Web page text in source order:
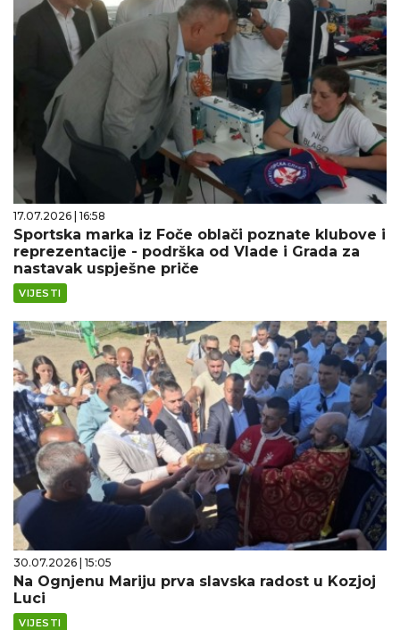
17.07.2026 | 16:58
Sportska marka iz Foče oblači poznate klubove i
reprezentacije - podrška od Vlade i Grada za
nastavak uspješne priče
VIJESTI
30.07.2026 | 15:05
Na Ognjenu Mariju prva slavska radost u Kozjoj
Luci
VIJESTI